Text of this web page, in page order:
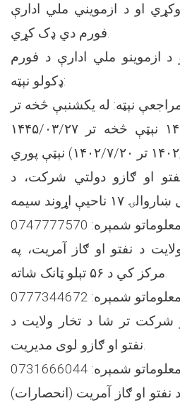
او د ازمویني ملي ادارې
فورم دي ډک کړي.
د ازموینو ملي ادارې د فورم
ډکولو نېټه:
نېټه: له یکشنبې څخه تر
پنجشنبې د (۱۴۴۵/۰۳/۲۳ نېټې څخه تر ۱۴۴۵/۰۳/۲۷
او ګازو دولتي شرکت، د
شمېره: 0747777570
د نفتو او ګاز آمریت، په
مرکز کي د ۵۶ تېلو ټانک شاته.
شمېره: 0777344672
شرکت تر شا د تخار ولایت د
نفتو او ګازو لوی مدیریت.
شمېره: 0731666044
نفتو او ګاز آمریت (انحصارات)